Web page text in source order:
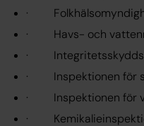
·
· Havs- och
·
· Inspektionen för
· Inspektionen för
·